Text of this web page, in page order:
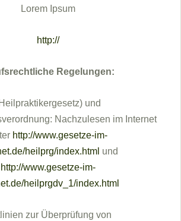
Lorem Ipsum
http://
Regelungen:
und
Nachzulesen im Internet
http://www.gesetze-im-
heilprg/index.html und
http://www.gesetze-im-
heilprgdv_1/index.html
zur Überprüfung von